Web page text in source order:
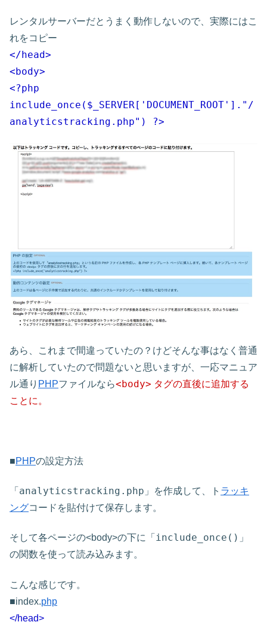
レンタルサーバーだとうまく動作しないので、実際にはこ
れをコピー
</head>
<body>
<?php
include_once($_SERVER['DOCUMENT_ROOT']."/
analyticstracking.php") ?>
あら、これまで間違っていたの？けどそんな事はなく普通
に解析していたので問題ないと思いますが、一応マニュア
ル通り PHPファイルなら<body> タグの直後に追加する
ことに。
■PHPの設定方法
「 analyticstracking.php」を作成して、 ト ラッキ
ングコードを貼付けて保存します。
そして各ページの<body>の下に「 include_once() 」
の関数を使って読み込みます。
こんな感じです。
■index.php
</head>